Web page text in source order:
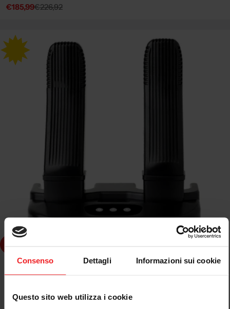
Consenso Dettagli Informazioni sui cookie
Questo sito web utilizza i cookie
Sale
€185,99
Regular€226,92
to cart